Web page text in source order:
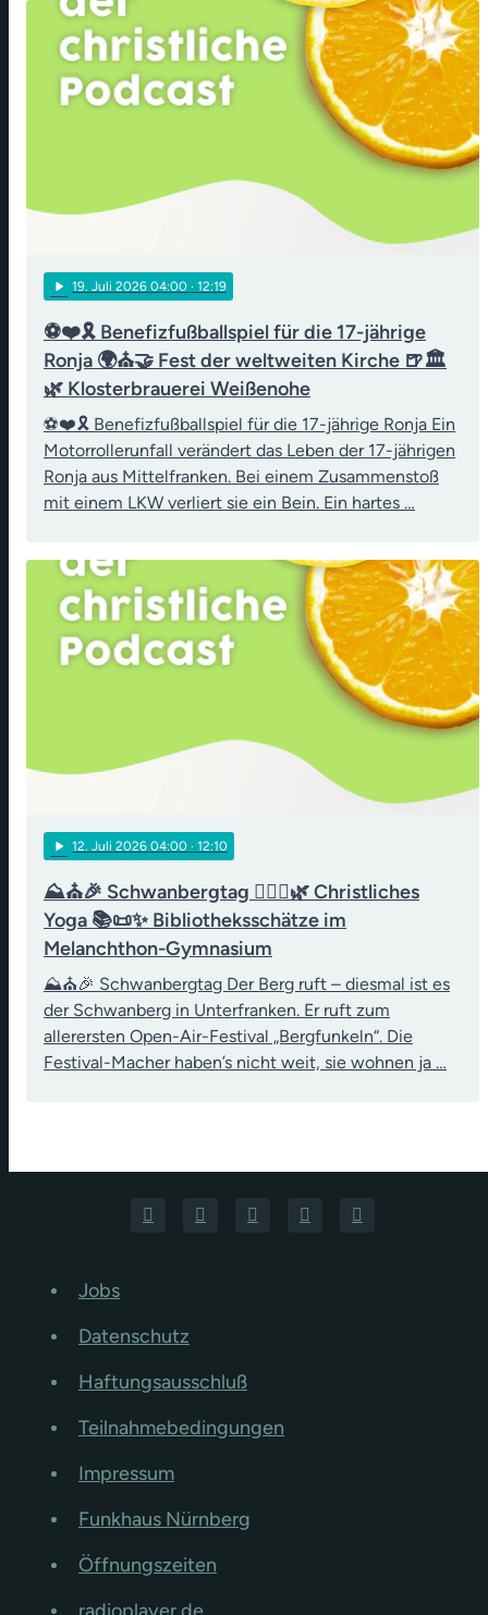
play_arrow 19. Juli 2026 04:00 · 12:19
⚽❤️🎗️ Benefizfußballspiel für die 17-jährige
Ronja 🌍⛪🤝 Fest der weltweiten Kirche 🍺🏛️
🌿 Klosterbrauerei Weißenohe
⚽❤️🎗️ Benefizfußballspiel für die 17-jährige Ronja Ein
Motorrollerunfall verändert das Leben der 17-jährigen
Ronja aus Mittelfranken. Bei einem Zusammenstoß
mit einem LKW verliert sie ein Bein. Ein hartes …
play_arrow 12. Juli 2026 04:00 · 12:10
⛰️⛪🎉 Schwanbergtag 🧘‍♀️✝️🌿 Christliches
Yoga 📚📜✨ Bibliotheksschätze im
Melanchthon-Gymnasium
⛰️⛪🎉 Schwanbergtag Der Berg ruft – diesmal ist es
der Schwanberg in Unterfranken. Er ruft zum
allerersten Open-Air-Festival „Bergfunkeln“. Die
Festival-Macher haben’s nicht weit, sie wohnen ja …
Jobs
Datenschutz
Haftungsausschluß
Teilnahmebedingungen
Impressum
Funkhaus Nürnberg
Öffnungszeiten